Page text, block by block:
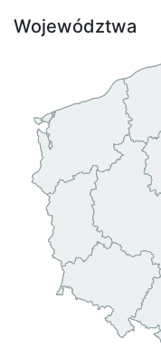
Województwa